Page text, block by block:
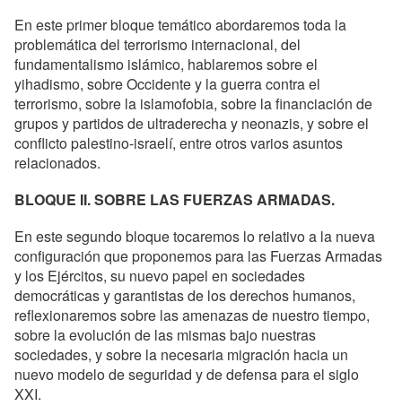
En este primer bloque temático abordaremos toda la
problemática del terrorismo internacional, del
fundamentalismo islámico, hablaremos sobre el
yihadismo, sobre Occidente y la guerra contra el
terrorismo, sobre la islamofobia, sobre la financiación de
grupos y partidos de ultraderecha y neonazis, y sobre el
conflicto palestino-israelí, entre otros varios asuntos
relacionados.
BLOQUE II. SOBRE LAS FUERZAS ARMADAS.
En este segundo bloque tocaremos lo relativo a la nueva
configuración que proponemos para las Fuerzas Armadas
y los Ejércitos, su nuevo papel en sociedades
democráticas y garantistas de los derechos humanos,
reflexionaremos sobre las amenazas de nuestro tiempo,
sobre la evolución de las mismas bajo nuestras
sociedades, y sobre la necesaria migración hacia un
nuevo modelo de seguridad y de defensa para el siglo
XXI.